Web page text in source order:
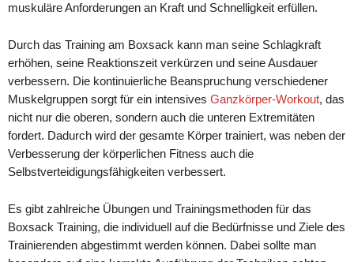
muskuläre Anforderungen an Kraft und Schnelligkeit erfüllen.
Durch das Training am Boxsack kann man seine Schlagkraft
erhöhen, seine Reaktionszeit verkürzen und seine Ausdauer
verbessern. Die kontinuierliche Beanspruchung verschiedener
Muskelgruppen sorgt für ein intensives Ganzkörper-Workout, das
nicht nur die oberen, sondern auch die unteren Extremitäten
fordert. Dadurch wird der gesamte Körper trainiert, was neben der
Verbesserung der körperlichen Fitness auch die
Selbstverteidigungsfähigkeiten verbessert.
Es gibt zahlreiche Übungen und Trainingsmethoden für das
Boxsack Training, die individuell auf die Bedürfnisse und Ziele des
Trainierenden abgestimmt werden können. Dabei sollte man